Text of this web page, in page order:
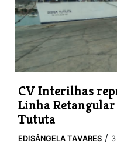
​CV Interilhas
Linha
Tututa
EDISÂNGELA TAVARES /